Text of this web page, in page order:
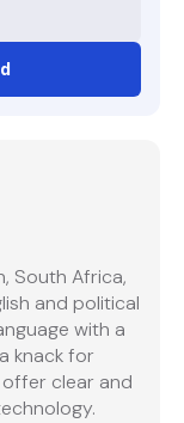
South Africa,
and political
with a
knack for
clear and